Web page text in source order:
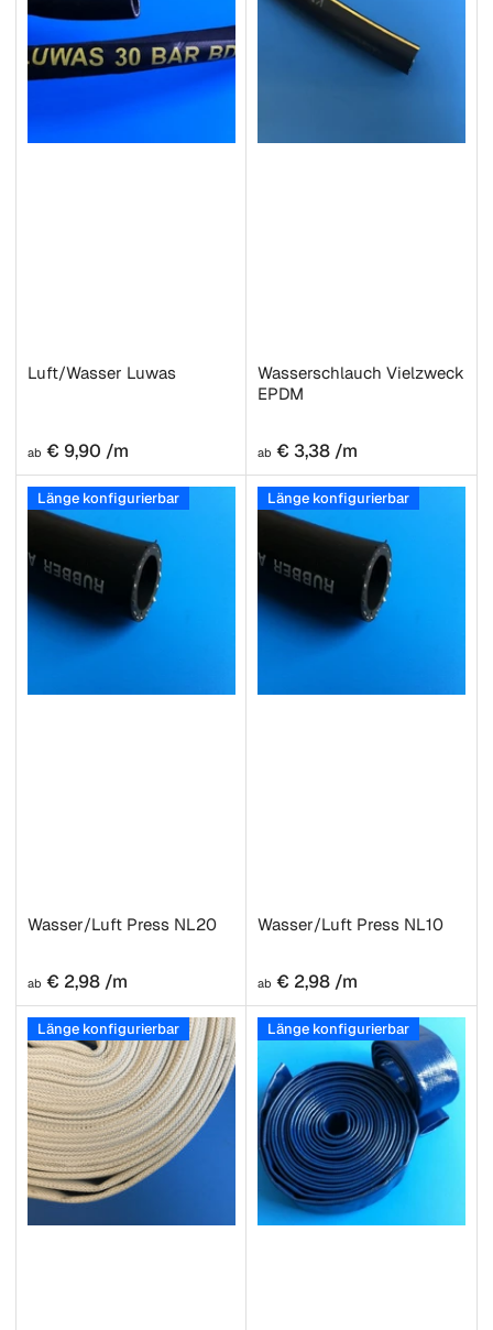
Luft/Wasser Luwas
Normaler
Preis
ab € 9,90 /m
Wasserschlauch Vielzweck
EPDM
Normaler
Preis
ab € 3,38 /m
Länge konfigurierbar
Wasser/Luft Press NL20
Normaler
Preis
ab € 2,98 /m
Länge konfigurierbar
Wasser/Luft Press NL10
Normaler
Preis
ab € 2,98 /m
Länge konfigurierbar Länge konfigurierbar